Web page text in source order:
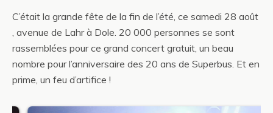
C’était la grande fête de la fin de l’été, ce samedi 28 août
, avenue de Lahr à Dole. 20 000 personnes se sont
rassemblées pour ce grand concert gratuit, un beau
nombre pour l’anniversaire des 20 ans de Superbus. Et en
prime, un feu d’artifice !